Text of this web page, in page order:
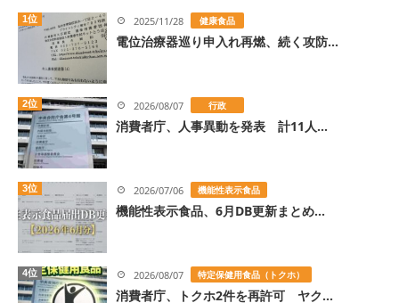
1位 2025/11/28 健康食品
電位治療器巡り申入れ再燃、続く攻防...
2位 2026/08/07 行政
消費者庁、人事異動を発表 計11人...
3位 2026/07/06 機能性表示食品
機能性表示食品、6月DB更新まとめ...
4位 2026/08/07 特定保健用食品（トクホ）
消費者庁、トクホ2件を再許可 ヤク...